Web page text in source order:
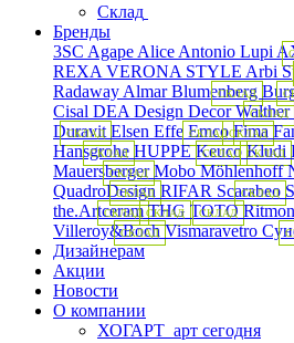
Склад
Бренды
3SC Agape Alice Antonio Lupi
REXA VERONA STYLE Arbi
Radaway AlmarBlumenberg
СКЛАД
Cisal DEA Design Decor Walther
СКЛАД
Duravit
СКЛАД Elsen Effe Emco
СКЛАД Fima
СКЛАД
Hansgrohe
СКЛАД HUPPEKeuco
СКЛАД Kludi
СКЛАД
Mauersberger
СКЛАД MoboMöhlenhoff
QuadroDesign
СКЛАД RIFAR Scarabeo
СКЛАД
the.Artceram
СКЛАД THG
СКЛАД TOTO
СКЛАД
Villeroy&Boch
СКЛАД Vismaravetro
Дизайнерам
Акции
Новости
О компании
ХОГАРТ_арт сегодня